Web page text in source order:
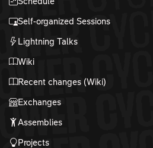
Self-organized Sessions
Lightning Talks
Wiki
Recent changes (Wiki)
Exchanges
Assemblies
Projects